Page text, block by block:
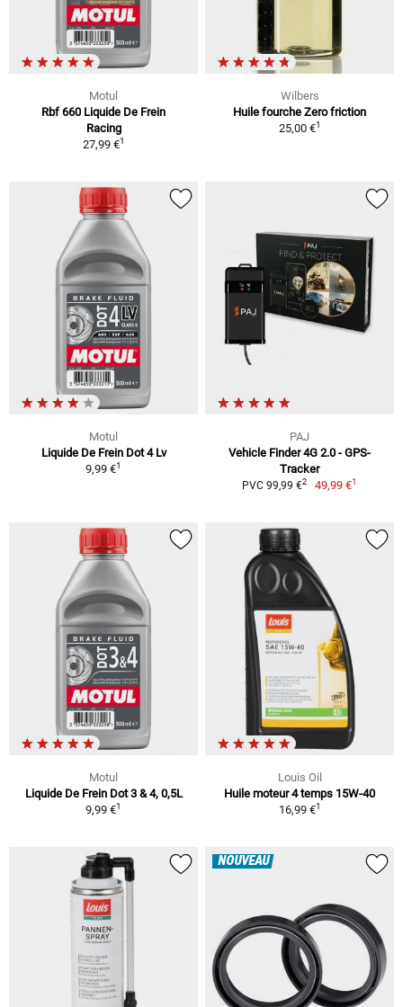
Motul
Rbf 660 Liquide De Frein
Racing
27,99 €1
Wilbers
Huile fourche Zero friction
25,00 €1
Motul
Liquide De Frein Dot 4 Lv
9,99 €1
PAJ
Vehicle Finder 4G 2.0 - GPS-
Tracker
PVC 99,99 €2 49,99 €1
Motul
Liquide De Frein Dot 3 & 4, 0,5L
9,99 €1
Louis Oil
Huile moteur 4 temps 15W-40
16,99 €1
NOUVEAU